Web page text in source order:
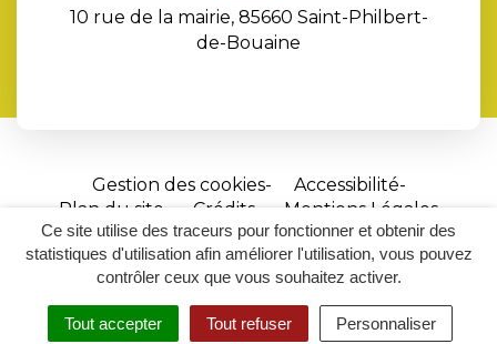
Ce site utilise des traceurs pour fonctionner et obtenir des
statistiques d'utilisation afin améliorer l'utilisation, vous pouvez
contrôler ceux que vous souhaitez activer.
Tout accepter Tout refuser Personnaliser
RECHERCHER
ACCESSIBILITÉ
10 rue de la mairie, 85660 Saint-Philbert-
de-Bouaine
Gestion des cookies
Accessibilité
Plan du site
Crédits
Mentions Légales
Site
réalisé
par
Inovagora